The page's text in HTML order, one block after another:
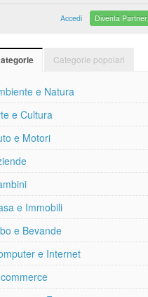
Accedi Diventa Partner
Categorie popolari
e Natura
e Cultura
e Motori
e Immobili
e Bevande
e Internet